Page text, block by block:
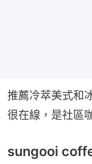
推薦冷萃美式和
很在線，是社區
sungooi